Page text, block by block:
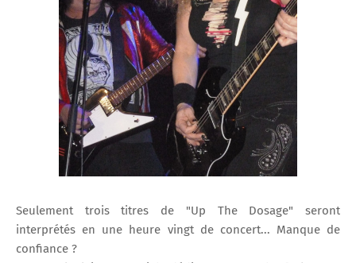
Seulement trois titres de "Up The Dosage" seront
interprétés en une heure vingt de concert... Manque de
confiance ?